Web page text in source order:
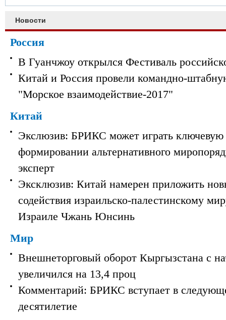
Новости
Россия
В Гуанчжоу открылся Фестиваль
Китай и Россия провели командно-
"Морское взаимодействие-2017"
Китай
Экслюзив: БРИКС может играть ключевую
формировании альтернативного
эксперт
Эксклюзив: Китай намерен приложить
содействия израильско-палестинскому
Израиле Чжань Юнсинь
Мир
Внешнеторговый оборот Кыргызстана с
увеличился на 13,4 проц
Комментарий: БРИКС вступает в
десятилетие